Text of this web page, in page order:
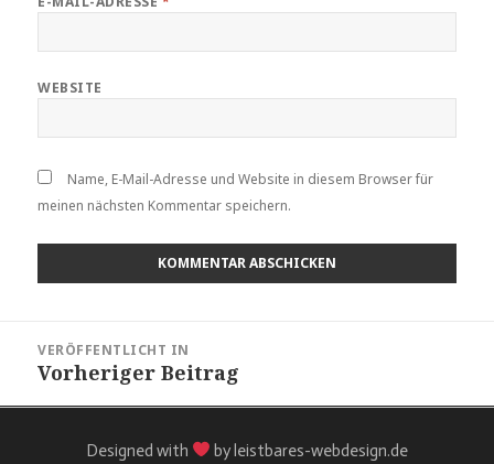
WEBSITE
Name, E-Mail-Adresse und Website in diesem Browser für
meinen nächsten Kommentar speichern.
VERÖFFENTLICHT IN
Vorheriger Beitrag
Designed with by leistbares-webdesign.de